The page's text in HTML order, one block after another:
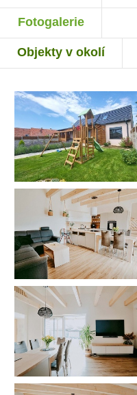
Fotogalerie
Objekty v okolí